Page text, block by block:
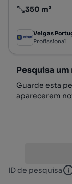
Preço por
350 m²
Veigas
Profissional
Pesquisa
Guarde esta
aparecerem
ID de pesquisa